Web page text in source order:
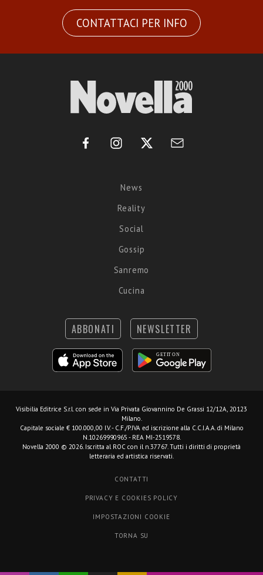
CONTATTACI PER INFO
News
Reality
Social
Gossip
Sanremo
Cucina
ABBONATI NEWSLETTER
Visibilia Editrice S.r.l. con sede in Via Privata Giovannino De Grassi 12/12A, 20123
Milano.
Capitale sociale € 100.000,00 I.V. - C.F./P.IVA ed iscrizione alla C.C.I.A.A. di Milano
N.10269990965 - REA MI-2519578.
Novella 2000 © 2026. Iscritta al ROC con il n.37767. Tutti i diritti di proprietà
letteraria ed artistica riservati.
CONTATTI
PRIVACY E COOKIES POLICY
IMPOSTAZIONI COOKIE
TORNA SU